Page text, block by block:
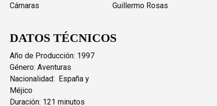
Cámaras
Guillermo Rosas
DATOS TÉCNICOS
Año de Producción: 1997
Género: Aventuras
Nacionalidad: España y
Méjico
Duración: 121 minutos